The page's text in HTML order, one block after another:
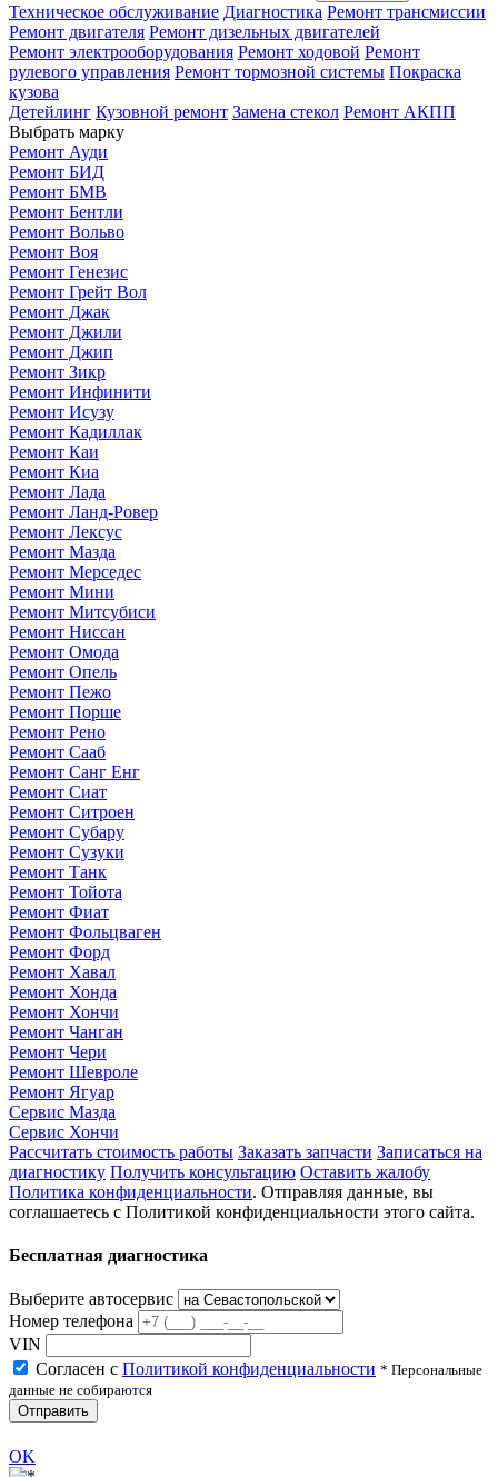
Техническое обслуживание Диагностика Ремонт трансмиссии
Ремонт двигателя Ремонт дизельных двигателей
Ремонт электрооборудования Ремонт ходовой Ремонт
рулевого управления Ремонт тормозной системы Покраска
кузова
Детейлинг Кузовной ремонт Замена стекол Ремонт АКПП
Выбрать марку
Ремонт Ауди
Ремонт БИД
Ремонт БМВ
Ремонт Бентли
Ремонт Вольво
Ремонт Воя
Ремонт Генезис
Ремонт Грейт Вол
Ремонт Джак
Ремонт Джили
Ремонт Джип
Ремонт Зикр
Ремонт Инфинити
Ремонт Исузу
Ремонт Кадиллак
Ремонт Каи
Ремонт Киа
Ремонт Лада
Ремонт Ланд-Ровер
Ремонт Лексус
Ремонт Мазда
Ремонт Мерседес
Ремонт Мини
Ремонт Митсубиси
Ремонт Ниссан
Ремонт Омода
Ремонт Опель
Ремонт Пежо
Ремонт Порше
Ремонт Рено
Ремонт Сааб
Ремонт Санг Енг
Ремонт Сиат
Ремонт Ситроен
Ремонт Субару
Ремонт Сузуки
Ремонт Танк
Ремонт Тойота
Ремонт Фиат
Ремонт Фольцваген
Ремонт Форд
Ремонт Хавал
Ремонт Хонда
Ремонт Хончи
Ремонт Чанган
Ремонт Чери
Ремонт Шевроле
Ремонт Ягуар
Сервис Мазда
Сервис Хончи
Рассчитать стоимость работы Заказать запчасти Записаться на
диагностику Получить консультацию Оставить жалобу
Политика конфиденциальности. Отправляя данные, вы
соглашаетесь с Политикой конфиденциальности этого сайта.
Бесплатная диагностика
Выберите автосервис
Номер телефона
VIN
Согласен с Политикой конфиденциальности * Персональные
данные не собираются
Отправить
OK